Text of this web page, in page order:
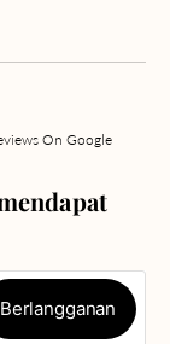
On Google
Berlangganan